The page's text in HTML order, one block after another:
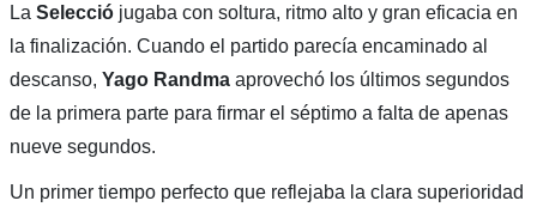
La Selecciójugaba con soltura, ritmo alto y gran eficacia en
la finalización. Cuando el partido parecía encaminado al
descanso, Yago Randmaaprovechó los últimos segundos
de la primera parte para firmar el séptimo a falta de apenas
nueve segundos.
Un primer tiempo perfecto que reflejaba la clara superioridad